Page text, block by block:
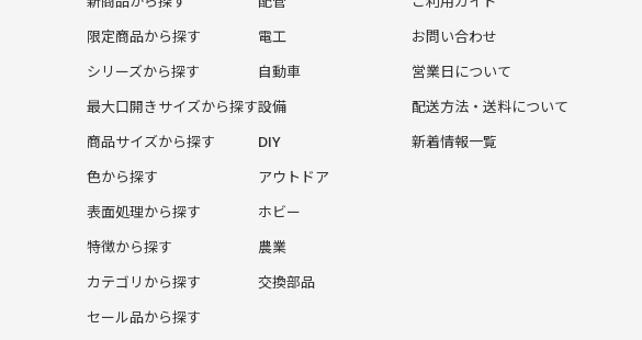
限定商品から探す
シリーズから探す
最大口開きサイズから探す
商品サイズから探す
色から探す
表面処理から探す
特徴から探す
カテゴリから探す
セール品から探す
電工
自動車
設備
DIY
アウトドア
ホビー
農業
交換部品
お問い合わせ
営業日について
配送方法・送料について
新着情報一覧